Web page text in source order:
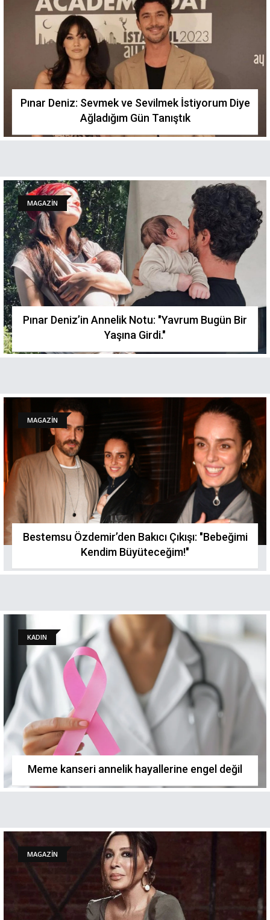
Pınar Deniz: Sevmek ve Sevilmek İstiyorum Diye
Ağladığım Gün Tanıştık
MAGAZİN
Pınar Deniz’in Annelik Notu: "Yavrum Bugün Bir
Yaşına Girdi."
MAGAZİN
Bestemsu Özdemir’den Bakıcı Çıkışı: "Bebeğimi
Kendim Büyüteceğim!"
KADIN
Meme kanseri annelik hayallerine engel değil
MAGAZİN